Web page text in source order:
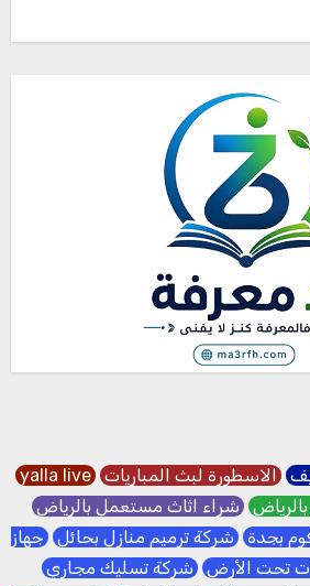
الاسطورة لبث المباريات yalla live
شراء اثاث مستعمل بالرياض
بجدة شركة ترميم منازل بحائل جهاز
تحت الأرض شركة تسليك مجاري